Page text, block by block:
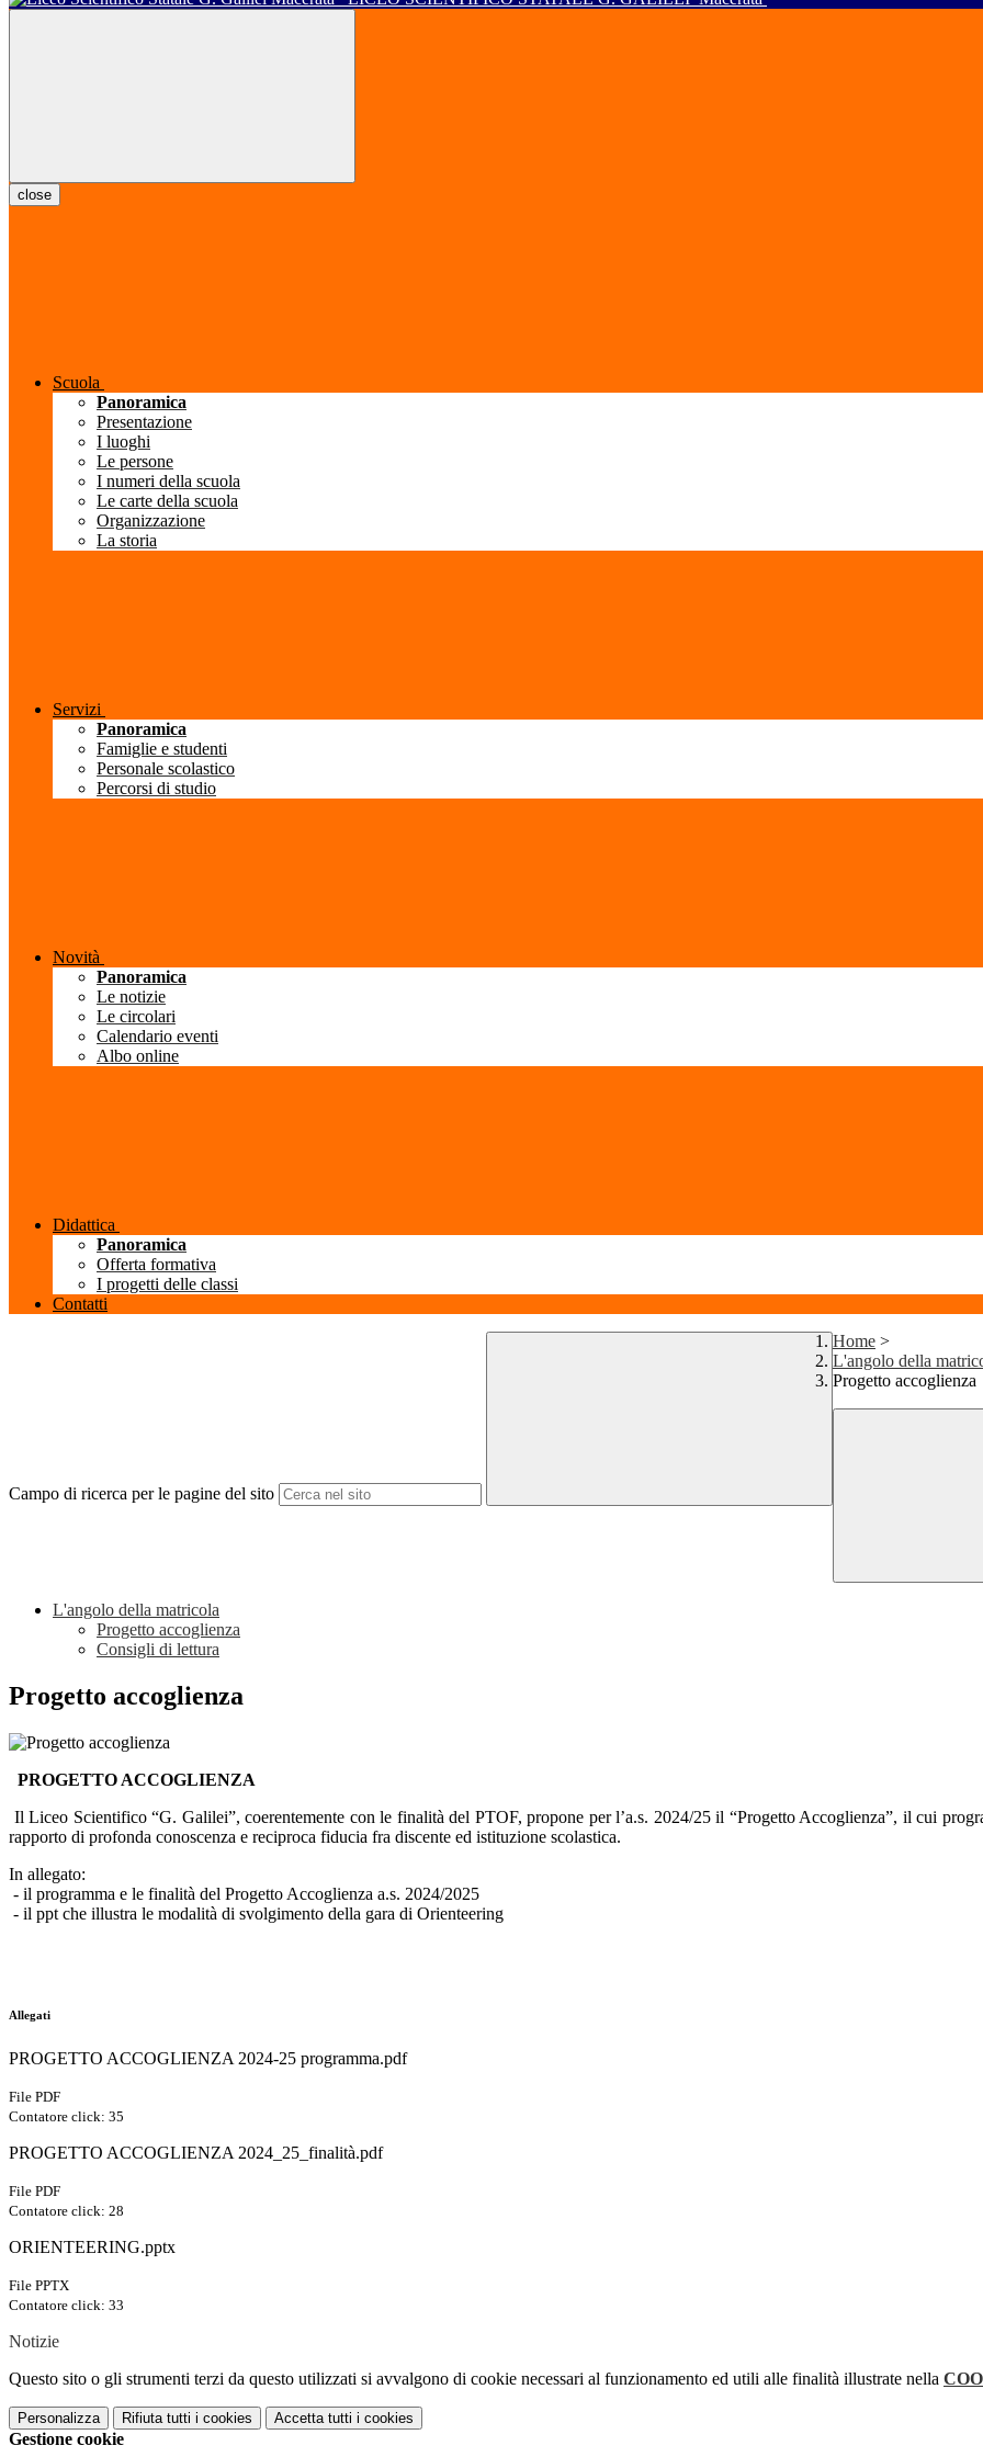
close
Scuola
Panoramica
Presentazione
I luoghi
Le persone
I numeri della scuola
Le carte della scuola
Organizzazione
La storia
Servizi
Panoramica
Famiglie e studenti
Personale scolastico
Percorsi di studio
Novità
Panoramica
Le notizie
Le circolari
Calendario eventi
Albo online
Didattica
Panoramica
Offerta formativa
I progetti delle classi
Contatti
Campo di ricerca per le pagine del sito
Home >
L'angolo della
Progetto accoglienza
L'angolo della matricola
Progetto accoglienza
Consigli di lettura
Progetto accoglienza
PROGETTO ACCOGLIENZA
Il Liceo Scientifico “G. Galilei”, coerentemente con le finalità del PTOF, propone per l’a.s. 2024/25 il “Progetto Accoglienza”, il cui
rapporto di profonda conoscenza e reciproca fiducia fra discente ed istituzione scolastica.
In allegato:
- il programma e le finalità del Progetto Accoglienza a.s. 2024/2025
- il ppt che illustra le modalità di svolgimento della gara di Orienteering
Allegati
PROGETTO ACCOGLIENZA 2024-25 programma.pdf
File PDF
Contatore click: 35
PROGETTO ACCOGLIENZA 2024_25_finalità.pdf
File PDF
Contatore click: 28
ORIENTEERING.pptx
File PPTX
Contatore click: 33
Notizie
Questo sito o gli strumenti terzi da questo utilizzati si avvalgono di cookie necessari al funzionamento ed utili alle finalità illustrate nella
Personalizza Rifiuta tutti i cookies Accetta tutti i cookies
Gestione cookie